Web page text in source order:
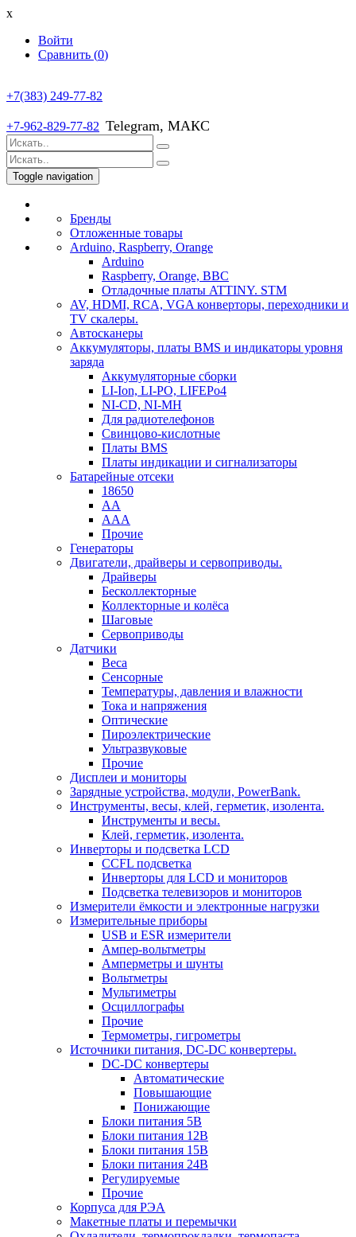
x
Войти
Сравнить (0)
+7(383) 249-77-82
+7-962-829-77-82 Telegram, МАКС
Toggle navigation
Бренды
Отложенные товары
Arduino, Raspberry, Orange
Arduino
Raspberry, Orange, BBC
Отладочные платы ATTINY. STM
AV, HDMI, RCA, VGA конверторы, переходники и
TV скалеры.
Автосканеры
Аккумуляторы, платы BMS и индикаторы уровня
заряда
Аккумуляторные сборки
LI-Ion, LI-PO, LIFEPo4
NI-CD, NI-MH
Для радиотелефонов
Свинцово-кислотные
Платы BMS
Платы индикации и сигнализаторы
Батарейные отсеки
18650
AA
AAA
Прочие
Генераторы
Двигатели, драйверы и сервоприводы.
Драйверы
Бесколлекторные
Коллекторные и колёса
Шаговые
Сервоприводы
Датчики
Веса
Сенсорные
Температуры, давления и влажности
Тока и напряжения
Оптические
Пироэлектрические
Ультразвуковые
Прочие
Дисплеи и мониторы
Зарядные устройства, модули, PowerBank.
Инструменты, весы, клей, герметик, изолента.
Инструменты и весы.
Клей, герметик, изолента.
Инверторы и подсветка LCD
CCFL подсветка
Инверторы для LCD и мониторов
Подсветка телевизоров и мониторов
Измерители ёмкости и электронные нагрузки
Измерительные приборы
USB и ESR измерители
Ампер-вольтметры
Амперметры и шунты
Вольтметры
Мультиметры
Осциллографы
Прочие
Термометры, гигрометры
Источники питания, DC-DC конвертеры.
DC-DC конвертеры
Автоматические
Повышающие
Понижающие
Блоки питания 5В
Блоки питания 12В
Блоки питания 15В
Блоки питания 24В
Регулируемые
Прочие
Корпуса для РЭА
Макетные платы и перемычки